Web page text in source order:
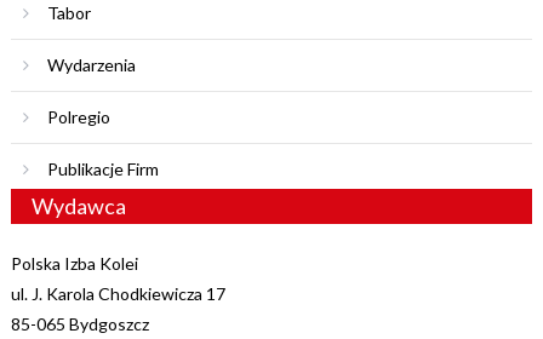
Tabor
Wydarzenia
Polregio
Publikacje Firm
Wydawca
Polska Izba Kolei
ul. J. Karola Chodkiewicza 17
85-065 Bydgoszcz